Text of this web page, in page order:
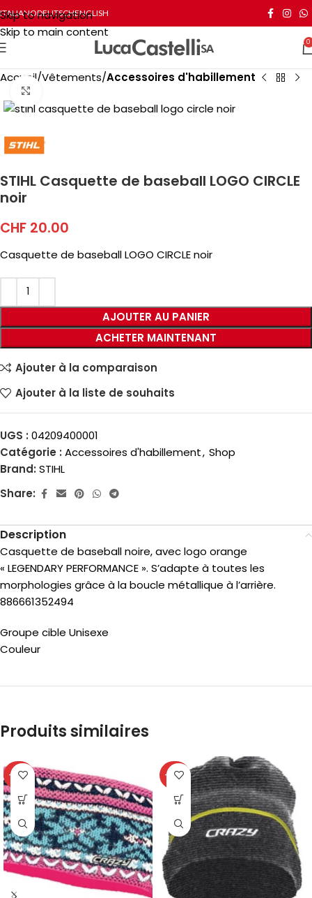
Skip to navigation
Skip to main content
ITALIANODEUTSCHENGLISH
0
Accueil Vêtements Accessoires d'habillement
STIHL Casquette de baseball LOGO CIRCLE
noir
CHF 20.00
Casquette de baseball LOGO CIRCLE noir
AJOUTER AU PANIER
ACHETER MAINTENANT
Ajouter à la comparaison
Ajouter à la liste de souhaits
UGS : 04209400001
Catégorie : Accessoires d'habillement, Shop
Brand: STIHL
Share:
Description
Casquette de baseball noire, avec logo orange
« LEGENDARY PERFORMANCE ». S’adapte à toutes les
morphologies grâce à la boucle métallique à l’arrière.
886661352494
Groupe cible Unisexe
Couleur
Produits similaires
-40% -40%